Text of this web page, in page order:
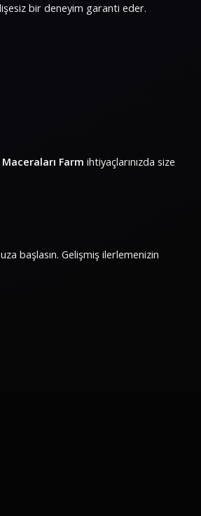
bir deneyim garanti eder.
Farm ihtiyaçlarınızda size
başlasın. Gelişmiş ilerlemenizin